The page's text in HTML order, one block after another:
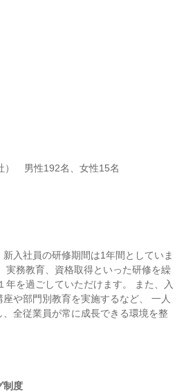
入社員の研修期間は1年間としていま
実務教育、資格取得といった研修を繰
年を過ごしていただけます。 また、入
や部門別教育を実施するなど、 一人
全従業員が常に成長できる環境を整
制度